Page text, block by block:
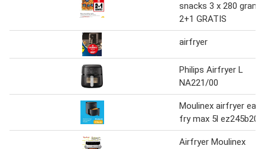
snacks 3 x 280 gram
2+1 GRATIS
airfryer
Philips Airfryer L
NA221/00
Moulinex airfryer easy
fry max 5l ez245b20
Airfryer Moulinex